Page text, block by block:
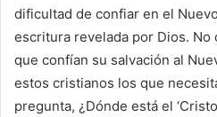
dificultad de confiar en el
escritura revelada por Dios.
que confían su salvación al
estos cristianos los que
pregunta, ¿Dónde está el